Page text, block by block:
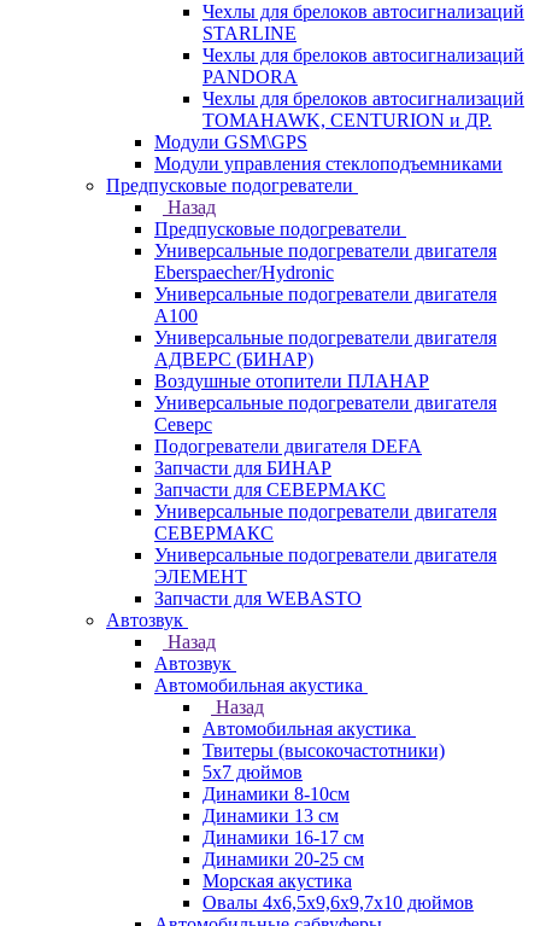
Чехлы для брелоков автосигнализаций
STARLINE
Чехлы для брелоков автосигнализаций
PANDORA
Чехлы для брелоков автосигнализаций
TOMAHAWK, CENTURION и ДР.
Модули GSM\GPS
Модули управления стеклоподъемниками
Предпусковые подогреватели
Назад
Предпусковые подогреватели
Универсальные подогреватели двигателя
Eberspaecher/Hydronic
Универсальные подогреватели двигателя
A100
Универсальные подогреватели двигателя
АДВЕРС (БИНАР)
Воздушные отопители ПЛАНАР
Универсальные подогреватели двигателя
Северс
Подогреватели двигателя DEFA
Запчасти для БИНАР
Запчасти для СЕВЕРМАКС
Универсальные подогреватели двигателя
СЕВЕРМАКС
Универсальные подогреватели двигателя
ЭЛЕМЕНТ
Запчасти для WEBASTO
Автозвук
Назад
Автозвук
Автомобильная акустика
Назад
Автомобильная акустика
Твитеры (высокочастотники)
5x7 дюймов
Динамики 8-10см
Динамики 13 см
Динамики 16-17 см
Динамики 20-25 см
Морская акустика
Овалы 4х6,5х9,6x9,7х10 дюймов